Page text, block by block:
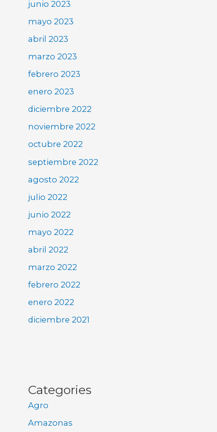
junio 2023
mayo 2023
abril 2023
marzo 2023
febrero 2023
enero 2023
diciembre 2022
noviembre 2022
octubre 2022
septiembre 2022
agosto 2022
julio 2022
junio 2022
mayo 2022
abril 2022
marzo 2022
febrero 2022
enero 2022
diciembre 2021
Categories
Agro
Amazonas